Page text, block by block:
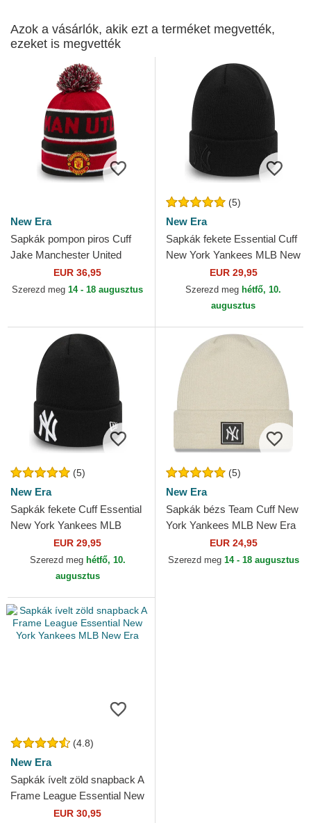
Azok a vásárlók, akik ezt a terméket megvették,
ezeket is megvették
New Era
Sapkák pompon piros Cuff
Jake Manchester United
Football Club Premier League
New Era
EUR 36,95
Szerezd meg 14 - 18 augusztus
(5)
New Era
Sapkák fekete Essential Cuff
New York Yankees MLB New
EUR 29,95
Szerezd meg hétfő, 10.
augusztus
(5)
New Era
Sapkák fekete Cuff Essential
New York Yankees MLB
EUR 29,95
Szerezd meg hétfő, 10.
augusztus
(5)
New Era
Sapkák bézs Team Cuff New
York Yankees MLB New Era
EUR 24,95
Szerezd meg 14 - 18 augusztus
(4.8)
New Era
Sapkák ívelt zöld snapback A
Frame League Essential New
York Yankees MLB New Era
EUR 30,95